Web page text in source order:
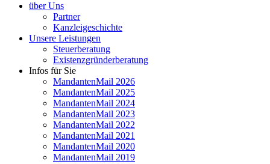
über Uns
Partner
Kanzleigeschichte
Unsere Leistungen
Steuerberatung
Existenzgründerberatung
Infos für Sie
MandantenMail 2026
MandantenMail 2025
MandantenMail 2024
MandantenMail 2023
MandantenMail 2022
MandantenMail 2021
MandantenMail 2020
MandantenMail 2019